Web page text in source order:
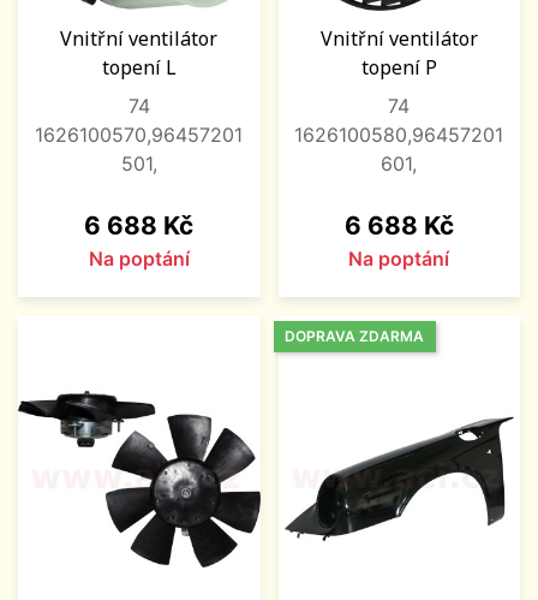
Vnitřní ventilátor
topení L
74
1626100570,96457201
501,
Cena
6 688 Kč
Na poptání
Vnitřní ventilátor
topení P
74
1626100580,96457201
601,
Cena
6 688 Kč
Na poptání
DOPRAVA ZDARMA